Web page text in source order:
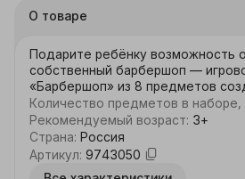
О товаре
Подарите ребёнку возможность
собственный барбершоп —
«Барбершоп» из 8 предметов
увлекательных сюжетно-ролевых
подарок для мальчика от 3 лет,
примерять на себя роль мастера
интересные игровые сценарии.
Количество предметов в наборе,
Рекомендуемый возраст: 3+
Страна: Россия
Артикул: 9743050